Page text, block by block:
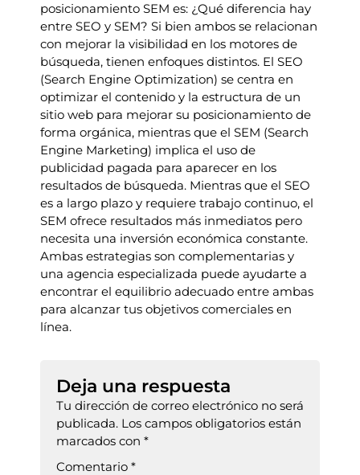
posicionamiento SEM es: ¿Qué diferencia hay
entre SEO y SEM? Si bien ambos se relacionan
con mejorar la visibilidad en los motores de
búsqueda, tienen enfoques distintos. El SEO
(Search Engine Optimization) se centra en
optimizar el contenido y la estructura de un
sitio web para mejorar su posicionamiento de
forma orgánica, mientras que el SEM (Search
Engine Marketing) implica el uso de
publicidad pagada para aparecer en los
resultados de búsqueda. Mientras que el SEO
es a largo plazo y requiere trabajo continuo, el
SEM ofrece resultados más inmediatos pero
necesita una inversión económica constante.
Ambas estrategias son complementarias y
una agencia especializada puede ayudarte a
encontrar el equilibrio adecuado entre ambas
para alcanzar tus objetivos comerciales en
línea.
Deja una respuesta
Tu dirección de correo electrónico no será
publicada. Los campos obligatorios están
marcados con *
Comentario *